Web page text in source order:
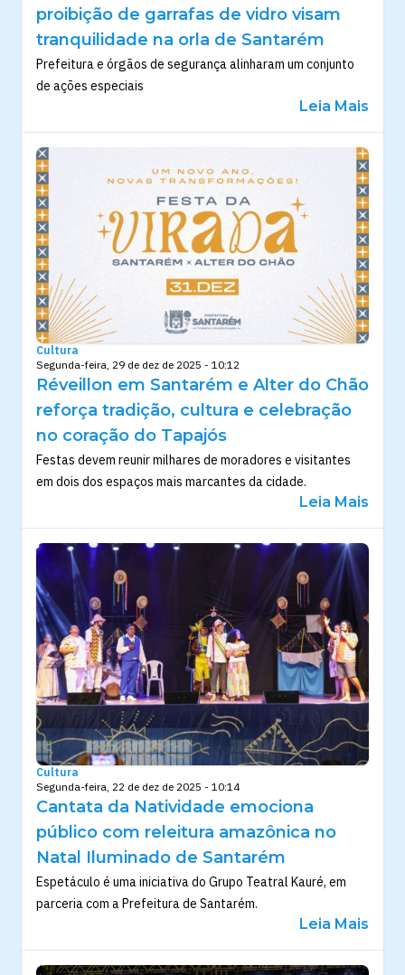
proibição de garrafas de vidro visam
tranquilidade na orla de Santarém
Prefeitura e órgãos de segurança alinharam um conjunto
de ações especiais
Leia Mais
Cultura
Segunda-feira, 29 de dez de 2025 - 10:12
Réveillon em Santarém e Alter do Chão
reforça tradição, cultura e celebração
no coração do Tapajós
Festas devem reunir milhares de moradores e visitantes
em dois dos espaços mais marcantes da cidade.
Leia Mais
Cultura
Segunda-feira, 22 de dez de 2025 - 10:14
Cantata da Natividade emociona
público com releitura amazônica no
Natal Iluminado de Santarém
Espetáculo é uma iniciativa do Grupo Teatral Kauré, em
parceria com a Prefeitura de Santarém.
Leia Mais